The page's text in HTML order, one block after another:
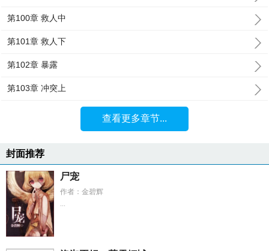
第100章 救人中
第101章 救人下
第102章 暴露
第103章 冲突上
查看更多章节...
封面推荐
尸宠
作者：金碧辉
...